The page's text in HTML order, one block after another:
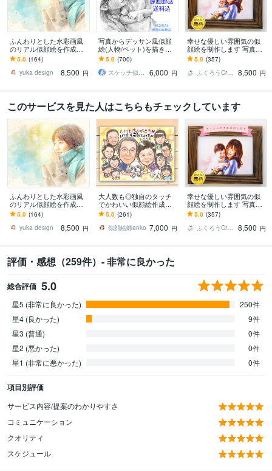
ふんわりとした水彩画風
のリアル似顔絵を作成し
ます 誕生日、ご結婚など
お祝いやプレゼントに！
キャンバスプリントも
5.0 (164)
yuka design
8,500 円
写真からデッサン風似顔
絵(人物/ペット)を描きま
す リアルな鉛筆画・パス
テル着色・写真組み合わ
せ・原画郵送
5.0 (700)
スケッチ似顔絵あみち
6,000 円
幸せな優しい雰囲気の似
顔絵を制作します 写真以
上の輝きで、心に響くア
ートを
5.0 (357)
ふくろうCreate
8,500 円
このサービスを見た人はこちらもチェックしています
ふんわりとした水彩画風
のリアル似顔絵を作成し
ます 誕生日、ご結婚など
お祝いやプレゼントに！
キャンバスプリントも
5.0 (164)
yuka design
8,500 円
大人数も◎独自のタッチ
でかわいい似顔絵作成し
ます 還暦や米寿、誕生日
プレゼント、結婚記念日
のお祝いに
5.0 (261)
似顔絵師anko 7,000 円
幸せな優しい雰囲気の似
顔絵を制作します 写真以
上の輝きで、心に響くア
ートを
5.0 (357)
ふくろうCreate
8,500 円
評価・感想（259件）- 非常に良かった
総合評価 5.0
星5 (非常に良かった)
250件
星4 (良かった)
9件
星3 (普通)
0件
星2 (悪かった)
0件
星1 (非常に悪かった)
0件
項目別評価
サービス内容/提案のわかりやすさ
コミュニケーション
クオリティ
スケジュール